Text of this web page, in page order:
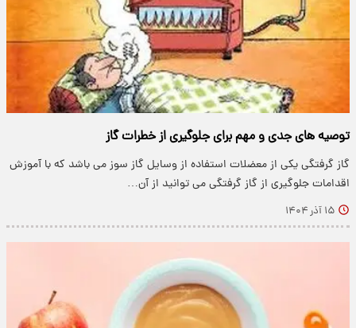
توصیه های جدی و مهم برای جلوگیری از خطرات گاز
گاز گرفتگی یکی از معضلات استفاده از وسایل گاز سوز می باشد که با آموزش
اقدامات جلوگیری از گاز گرفتگی می توانید از آن…
۱۵ آذر ۱۴۰۴